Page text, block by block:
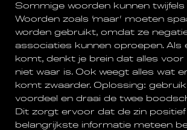
Sommige woorden kunnen twijfels
Woorden zoals ‘maar’ moeten
worden gebruikt, omdat ze
associaties kunnen oproepen. Als
komt, denkt je brein dat alles voor
niet waar is. Ook weegt alles wat er
komt zwaarder. Oplossing:
voordeel en draai de twee
Dit zorgt ervoor dat de zin
belangrijkste informatie meteen